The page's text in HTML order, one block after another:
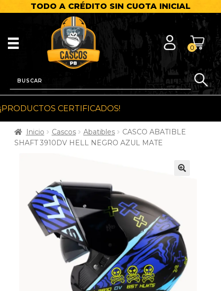
TODO A CRÉDITO SIN CUOTA INICIAL
0
¡PRODUCTOS CERTIFICADOS!
Inicio Cascos Abatibles
CASCO ABATIBLE
SHAFT 3910DV HELL NEGRO AZUL MATE